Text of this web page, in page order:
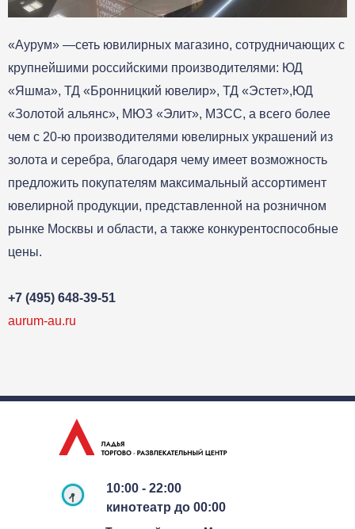
«Аурум» —сеть ювилирных магазино, сотрудничающих с
крупнейшими российскими производителями: ЮД
«Яшма», ТД «Бронницкий ювелир», ТД «Эстет»,ЮД
«Золотой альянс», МЮЗ «Элит», МЗСС, а всего более
чем с 20-ю производителями ювелирных украшений из
золота и серебра, благодаря чему имеет возможность
предложить покупателям максимальный ассортимент
ювелирной продукции, представленной на розничном
рынке Москвы и области, а также конкурентоспособные
цены.
+7 (495) 648-39-51
aurum-au.ru
10:00 - 22:00
кинотеатр до 00:00